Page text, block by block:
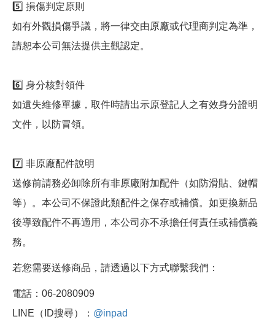
5️⃣ 損傷判定原則
如有外觀損傷爭議，將一律交由原廠或代理商判定為準，
請恕本公司無法提供主觀認定。
6️⃣ 身分核對領件
如遺失維修單據，取件時請出示原登記人之有效身分證明
文件，以防冒領。
7️⃣ 非原廠配件說明
送修前請務必卸除所有非原廠附加配件（如防滑貼、鍵帽
等）。本公司不保證此類配件之保存或補償。如更換新品
後導致配件不再適用，本公司亦不承擔任何責任或補償義
務。
若您需要送修商品，請透過以下方式聯繫我們：
電話：06-2080909
LINE（ID搜尋）： @inpad